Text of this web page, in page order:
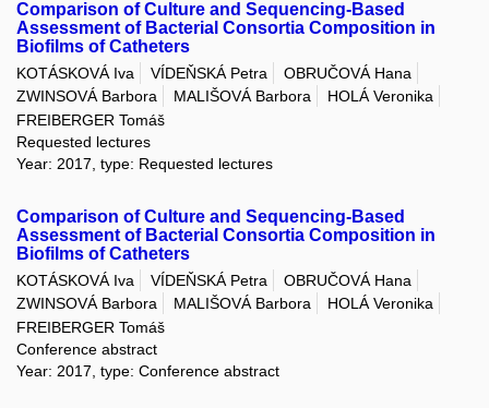
Comparison of Culture and Sequencing-Based
Assessment of Bacterial Consortia Composition in
Biofilms of Catheters
KOTÁSKOVÁ Iva VÍDEŇSKÁ Petra
OBRUČOVÁ Hana
ZWINSOVÁ Barbora
MALIŠOVÁ Barbora
HOLÁ Veronika
FREIBERGER Tomáš
Requested lectures
Year: 2017, type: Requested lectures
Comparison of Culture and Sequencing-Based
Assessment of Bacterial Consortia Composition in
Biofilms of Catheters
KOTÁSKOVÁ Iva VÍDEŇSKÁ Petra
OBRUČOVÁ Hana
ZWINSOVÁ Barbora
MALIŠOVÁ Barbora
HOLÁ Veronika
FREIBERGER Tomáš
Conference abstract
Year: 2017, type: Conference abstract